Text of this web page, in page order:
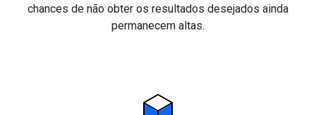
chances de não obter os resultados desejados ainda
permanecem altas.